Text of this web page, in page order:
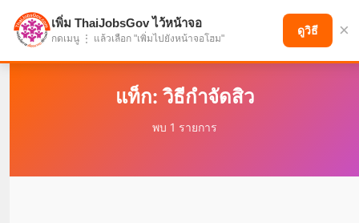
แบ่งปันโอกาส เพื่ออนาคตที่ก้าวหน้า
แท็ก: วิธีกำจัดสิว
พบ 1 รายการ
เพิ่ม ThaiJobsGov ไว้หน้าจอ
กดเมนู ⋮ แล้วเลือก "เพิ่มไปยังหน้าจอโฮม"
ดูวิธี ×